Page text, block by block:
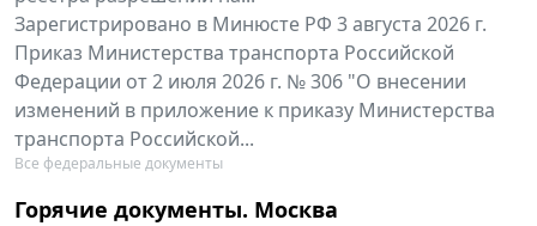
Зарегистрировано в Минюсте РФ 3 августа 2026 г.
Приказ Министерства транспорта Российской
Федерации от 2 июля 2026 г. № 306 "О внесении
изменений в приложение к приказу Министерства
транспорта Российской...
Все федеральные документы
Горячие документы. Москва